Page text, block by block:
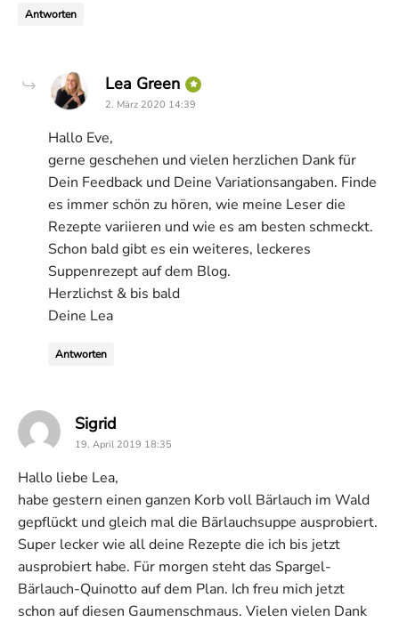
Antworten
Lea Green says:
2. März 2020 14:39
Hallo Eve,
gerne geschehen und vielen herzlichen Dank für
Dein Feedback und Deine Variationsangaben. Finde
es immer schön zu hören, wie meine Leser die
Rezepte variieren und wie es am besten schmeckt.
Schon bald gibt es ein weiteres, leckeres
Suppenrezept auf dem Blog.
Herzlichst & bis bald
Deine Lea
Antworten
Sigrid
19. April 2019 18:35
Hallo liebe Lea,
habe gestern einen ganzen Korb voll Bärlauch im Wald
gepflückt und gleich mal die Bärlauchsuppe ausprobiert.
Super lecker wie all deine Rezepte die ich bis jetzt
ausprobiert habe. Für morgen steht das Spargel-
Bärlauch-Quinotto auf dem Plan. Ich freu mich jetzt
schon auf diesen Gaumenschmaus. Vielen vielen Dank